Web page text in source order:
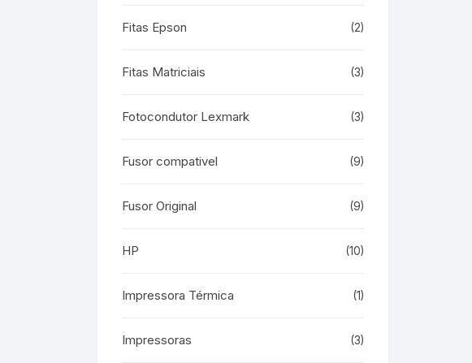
Fitas Epson (2)
Fitas Matriciais (3)
Fotocondutor Lexmark (3)
Fusor compativel (9)
Fusor Original (9)
HP (10)
Impressora Térmica (1)
Impressoras (3)